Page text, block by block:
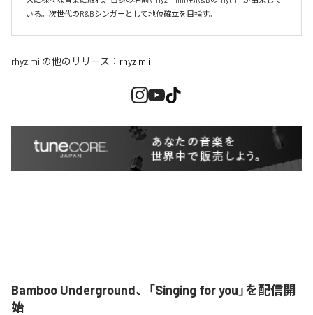
いる。次世代のR&Bシンガーとして地位確立を目指す。
rhyz miiの他のリリース： rhyz mii
Bamboo Underground、「Singing for you」を配信開
始